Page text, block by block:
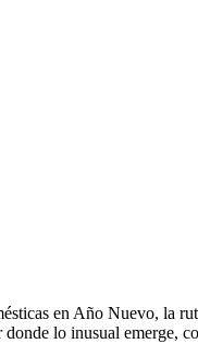
en Año Nuevo, la
lo inusual emerge,